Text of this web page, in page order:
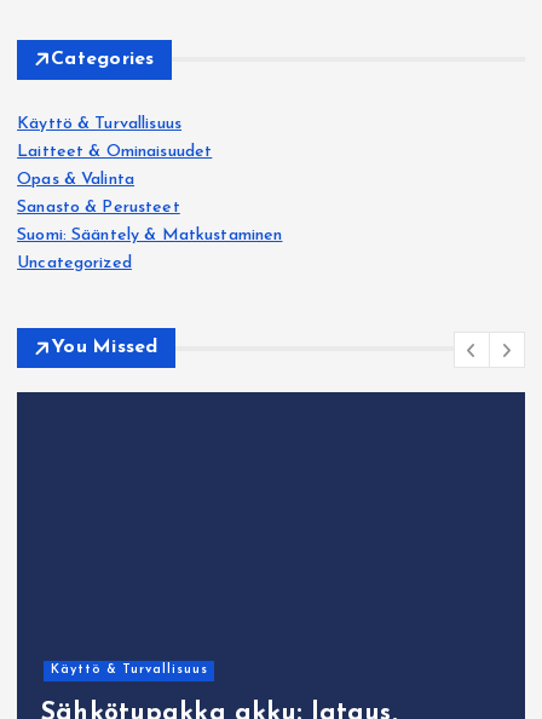
Categories
Käyttö & Turvallisuus
Laitteet & Ominaisuudet
Opas & Valinta
Sanasto & Perusteet
Suomi: Sääntely & Matkustaminen
Uncategorized
You Missed
Käyttö & Turvallisuus
Sähkötupakka akku: lataus,